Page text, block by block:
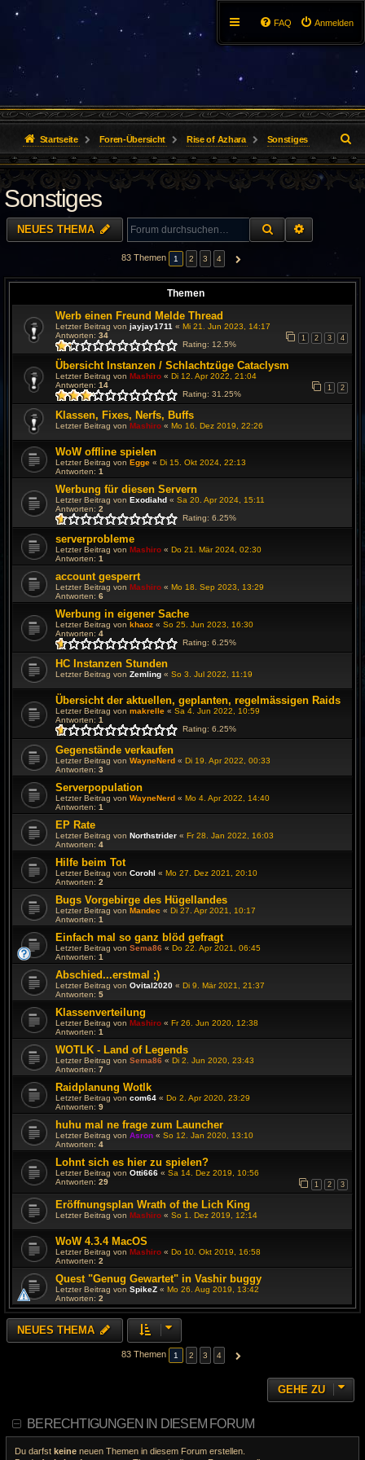
Anmelden
FAQ
Startseite Foren-Übersicht Rise of Azhara Sonstiges
u
c
Sonstiges
NEUES THEMA SUCHE
83 Themen 1 2 3 4 NÄCHSTE
Themen
Werb einen Freund Melde Thread
Letzter Beitrag von jayjay1711 « Mi 21. Jun 2023, 14:17
Antworten: 34 1 2 3 4
Rating: 12.5%
Übersicht Instanzen / Schlachtzüge Cataclysm
Letzter Beitrag von Mashiro « Di 12. Apr 2022, 21:04
Antworten: 14 1 2
Rating: 31.25%
Klassen, Fixes, Nerfs, Buffs
Letzter Beitrag von Mashiro « Mo 16. Dez 2019, 22:26
WoW offline spielen
Letzter Beitrag von Egge « Di 15. Okt 2024, 22:13
Antworten: 1
Werbung für diesen Servern
Letzter Beitrag von Exodiahd « Sa 20. Apr 2024, 15:11
Antworten: 2
Rating: 6.25%
serverprobleme
Letzter Beitrag von Mashiro « Do 21. Mär 2024, 02:30
Antworten: 1
account gesperrt
Letzter Beitrag von Mashiro « Mo 18. Sep 2023, 13:29
Antworten: 6
Werbung in eigener Sache
Letzter Beitrag von khaoz « So 25. Jun 2023, 16:30
Antworten: 4
Rating: 6.25%
HC Instanzen Stunden
Letzter Beitrag von Zemling « So 3. Jul 2022, 11:19
Übersicht der aktuellen, geplanten, regelmässigen Raids
Letzter Beitrag von makrelle « Sa 4. Jun 2022, 10:59
Antworten: 1
Rating: 6.25%
Gegenstände verkaufen
Letzter Beitrag von WayneNerd « Di 19. Apr 2022, 00:33
Antworten: 3
Serverpopulation
Letzter Beitrag von WayneNerd « Mo 4. Apr 2022, 14:40
Antworten: 1
EP Rate
Letzter Beitrag von Northstrider « Fr 28. Jan 2022, 16:03
Antworten: 4
Hilfe beim Tot
Letzter Beitrag von Corohl « Mo 27. Dez 2021, 20:10
Antworten: 2
Bugs Vorgebirge des Hügellandes
Letzter Beitrag von Mandec « Di 27. Apr 2021, 10:17
Antworten: 1
Einfach mal so ganz blöd gefragt
Letzter Beitrag von Sema86 « Do 22. Apr 2021, 06:45
Antworten: 1
Abschied...erstmal ;)
Letzter Beitrag von Ovital2020 « Di 9. Mär 2021, 21:37
Antworten: 5
Klassenverteilung
Letzter Beitrag von Mashiro « Fr 26. Jun 2020, 12:38
Antworten: 1
WOTLK - Land of Legends
Letzter Beitrag von Sema86 « Di 2. Jun 2020, 23:43
Antworten: 7
Raidplanung Wotlk
Letzter Beitrag von com64 « Do 2. Apr 2020, 23:29
Antworten: 9
huhu mal ne frage zum Launcher
Letzter Beitrag von Asron « So 12. Jan 2020, 13:10
Antworten: 4
Lohnt sich es hier zu spielen?
Letzter Beitrag von Otti666 « Sa 14. Dez 2019, 10:56
Antworten: 29 1 2 3
Eröffnungsplan Wrath of the Lich King
Letzter Beitrag von Mashiro « So 1. Dez 2019, 12:14
WoW 4.3.4 MacOS
Letzter Beitrag von Mashiro « Do 10. Okt 2019, 16:58
Antworten: 2
Quest "Genug Gewartet" in Vashir buggy
Letzter Beitrag von SpikeZ « Mo 26. Aug 2019, 13:42
Antworten: 2
NEUES THEMA
83 Themen 1 2 3 4 NÄCHSTE
GEHE ZU
BERECHTIGUNGEN IN DIESEM FORUM
Du darfst keine neuen Themen in diesem Forum erstellen.